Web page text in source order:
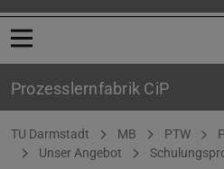
Menü öffnen
Prozesslernfabrik CiP
Sie befinden sich hier:
TU Darmstadt MB PTW
Unser Angebot